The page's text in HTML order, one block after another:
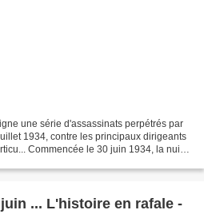
une série d'assassinats perpétrés par
1934, contre les principaux dirigeants
Commencée le 30 juin 1934, la nuit
... L'histoire en rafale -